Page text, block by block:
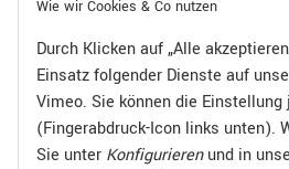
Wie wir Cookies & Co nutzen
Durch Klicken auf „Alle
Einsatz folgender Dienste auf
Vimeo. Sie können die
(Fingerabdruck-Icon links unten).
Sie unter Konfigurierenund in
Bezahlen Sie bequem per: